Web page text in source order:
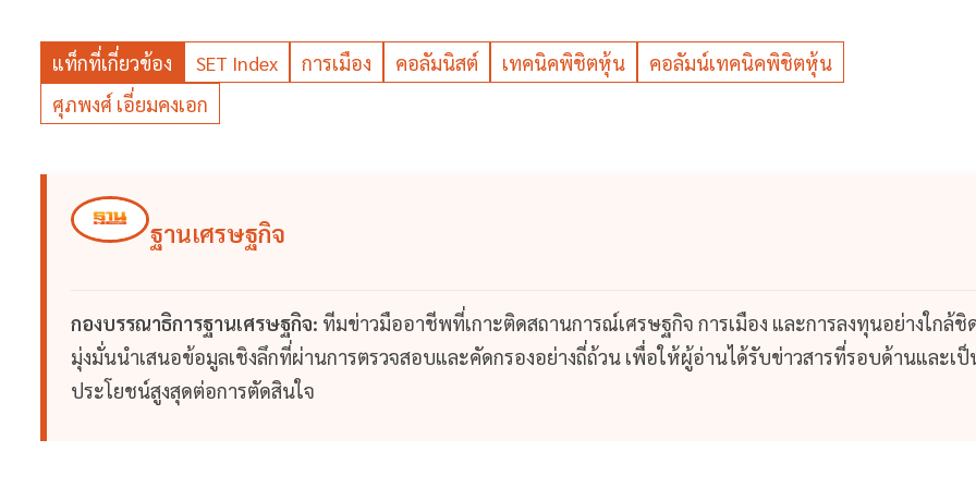
แท็กที่เกี่ยวข้อง SET Index การเมือง คอลัมนิสต์ เทคนิคพิชิตหุ้น
คอลัมน์เทคนิคพิชิตหุ้น
ศุภพงศ์ เอี่ยมคงเอก
ฐานเศรษฐกิจ
กองบรรณาธิการฐานเศรษฐกิจ: ทีมข่าวมืออาชีพที่เกาะติดสถานการณ์เศรษฐกิจ การเมือง และการลงทุนอย่างใกล้ชิ
มุ่งมั่นนำเสนอข้อมูลเชิงลึกที่ผ่านการตรวจสอบและคัดกรองอย่างถี่ถ้วน เพื่อให้ผู้อ่านได้รับข่าวสารที่รอบด้านและเป็
ประโยชน์สูงสุดต่อการตัดสินใจ